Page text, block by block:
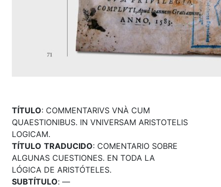
TÍTULO: COMMENTARIVS VNÀ CUM
QUAESTIONIBUS. IN VNIVERSAM ARISTOTELIS
LOGICAM.
TÍTULO TRADUCIDO: COMENTARIO SOBRE
ALGUNAS CUESTIONES. EN TODA LA
LÓGICA DE ARISTÓTELES.
SUBTÍTULO: —